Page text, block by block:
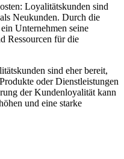
Loyalitätskunden sind
Neukunden. Durch die
Unternehmen seine
Ressourcen für die
sind eher bereit,
oder Dienstleistungen
der Kundenloyalität kann
und eine starke